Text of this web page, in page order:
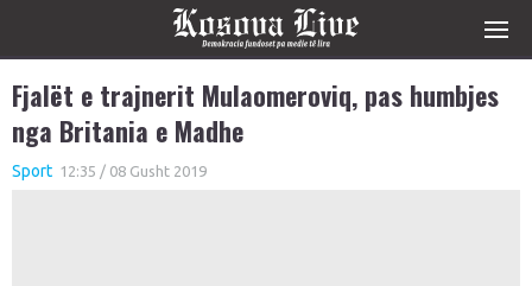
Fjalët e trajnerit Mulaomeroviq, pas humbjes
nga Britania e Madhe
Sport 12:35 / 08 Gusht 2019